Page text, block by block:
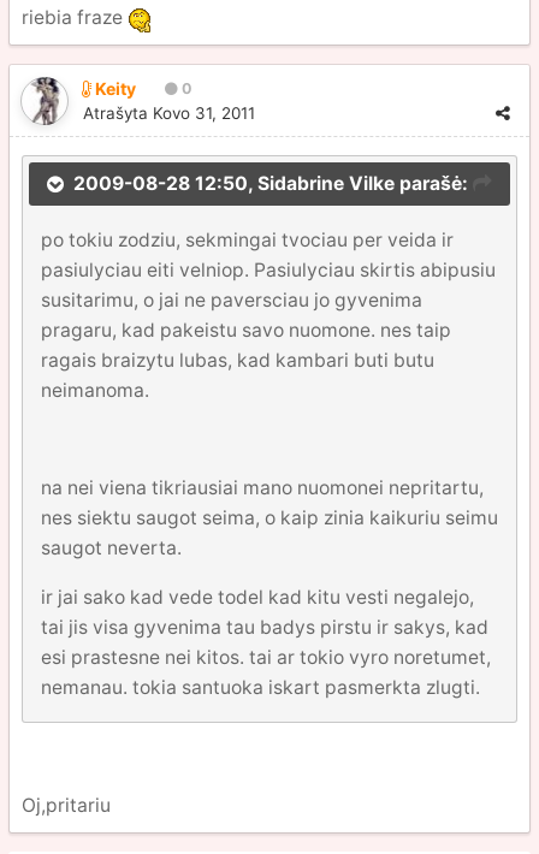
riebia fraze
Keity 0
Atrašyta Kovo 31, 2011
2009-08-28 12:50, Sidabrine Vilke parašė:
po tokiu zodziu, sekmingai tvociau per veida ir
pasiulyciau eiti velniop. Pasiulyciau skirtis abipusiu
susitarimu, o jai ne paversciau jo gyvenima
pragaru, kad pakeistu savo nuomone. nes taip
ragais braizytu lubas, kad kambari buti butu
neimanoma.
na nei viena tikriausiai mano nuomonei nepritartu,
nes siektu saugot seima, o kaip zinia kaikuriu seimu
saugot neverta.
ir jai sako kad vede todel kad kitu vesti negalejo,
tai jis visa gyvenima tau badys pirstu ir sakys, kad
esi prastesne nei kitos. tai ar tokio vyro noretumet,
nemanau. tokia santuoka iskart pasmerkta zlugti.
Oj,pritariu